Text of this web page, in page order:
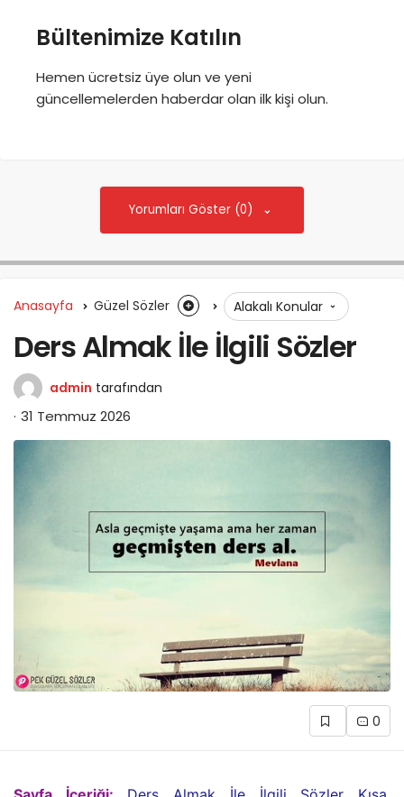
Bültenimize Katılın
Hemen ücretsiz üye olun ve yeni
güncellemelerden haberdar olan ilk kişi olun.
Yorumları Göster (0)
Anasayfa Güzel Sözler Alakalı Konular
Ders Almak İle İlgili Sözler
admin tarafından
31 Temmuz 2026
0